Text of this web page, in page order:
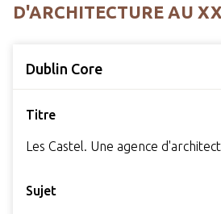
D'ARCHITECTURE AU
Dublin Core
Titre
Les Castel. Une agence
Sujet